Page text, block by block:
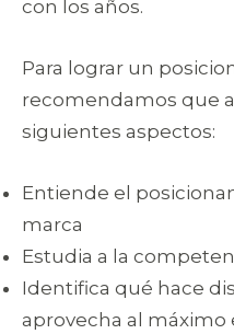
con los años.
Para lograr un
recomendamos que
siguientes aspectos:
Entiende el
marca
Estudia a la
Identifica qué hace
aprovecha al máximo